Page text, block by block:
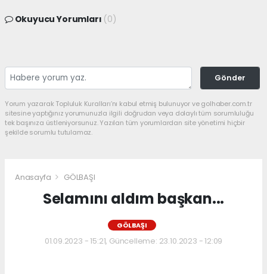
Okuyucu Yorumları (0)
Gönder
Yorum yazarak Topluluk Kuralları’nı kabul etmiş bulunuyor ve golhaber.com.tr
sitesine yaptığınız yorumunuzla ilgili doğrudan veya dolaylı tüm sorumluluğu
tek başınıza üstleniyorsunuz. Yazılan tüm yorumlardan site yönetimi hiçbir
şekilde sorumlu tutulamaz.
Anasayfa GÖLBAŞI
Selamını aldım başkan...
GÖLBAŞI
01.09.2023 - 15:21, Güncelleme: 23.10.2023 - 12:09